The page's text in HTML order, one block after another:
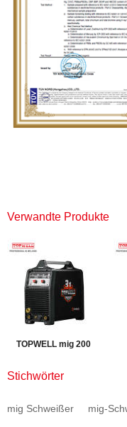
Verwandte Produkte
TOPWELL mig 200
Stichwörter
mig Schweißer mig-